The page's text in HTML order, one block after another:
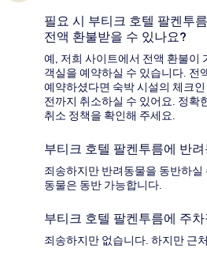
필요 시 부티크 호텔 팔켄투
전액 환불받을 수 있나요?
예, 저희 사이트에서 전액 환불이
객실을 예약하실 수 있습니다. 전
예약하셨다면 숙박 시설의 체크
전까지 취소하실 수 있어요. 정확
취소 정책을 확인해 주세요.
부티크 호텔 팔켄투름에 반
죄송하지만 반려동물을 동반하
동물은 동반 가능합니다.
부티크 호텔 팔켄투름에 주
죄송하지만 없습니다. 하지만 근